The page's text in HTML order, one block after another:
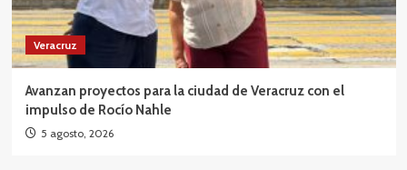
Veracruz
Avanzan proyectos para la ciudad de Veracruz con el
impulso de Rocío Nahle
5 agosto, 2026